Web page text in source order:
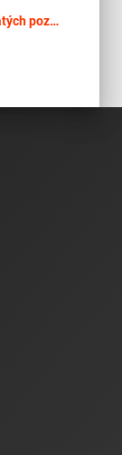
Kácení a ořez stromů, údržba nepronajatých pozemků – zeleně ve správě Krajského pozemkového úřadu pro Královéhradecký kraj na období 2026-2028